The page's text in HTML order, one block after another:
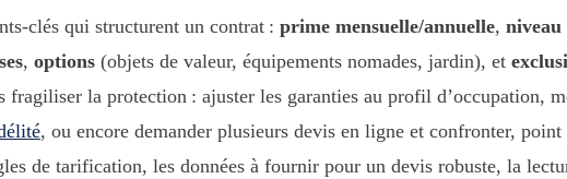
clés qui structurent un contrat : prime mensuelle/annuelle, niveau
, options (objets de valeur, équipements nomades, jardin), et
fragiliser la protection : ajuster les garanties au profil d’occupation,
, ou encore demander plusieurs devis en ligne et confronter,
de tarification, les données à fournir pour un devis robuste, la